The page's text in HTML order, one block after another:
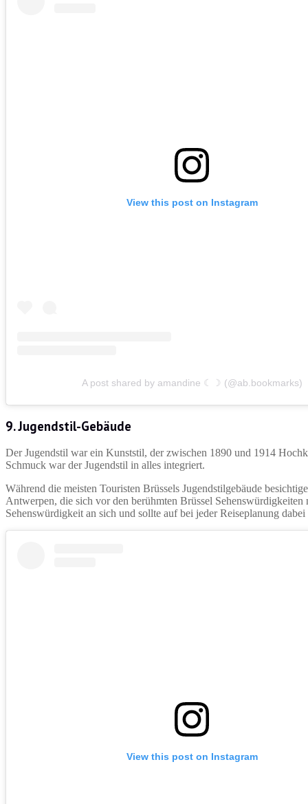
View this post on Instagram
A post shared by amandine ☾☽ (@ab.bookmarks)
9. Jugendstil-Gebäude
Der Jugendstil war ein Kunststil, der zwischen 1890 und 1914
Schmuck war der Jugendstil in alles integriert.
Während die meisten Touristen Brüssels Jugendstilgebäude
Antwerpen, die sich vor den berühmten Brüssel
Sehenswürdigkeit an sich und sollte auf bei jeder Reiseplanung
View this post on Instagram